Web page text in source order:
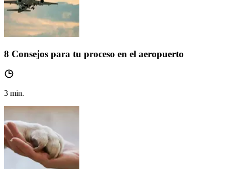
8 Consejos para tu proceso en el aeropuerto
3 min.